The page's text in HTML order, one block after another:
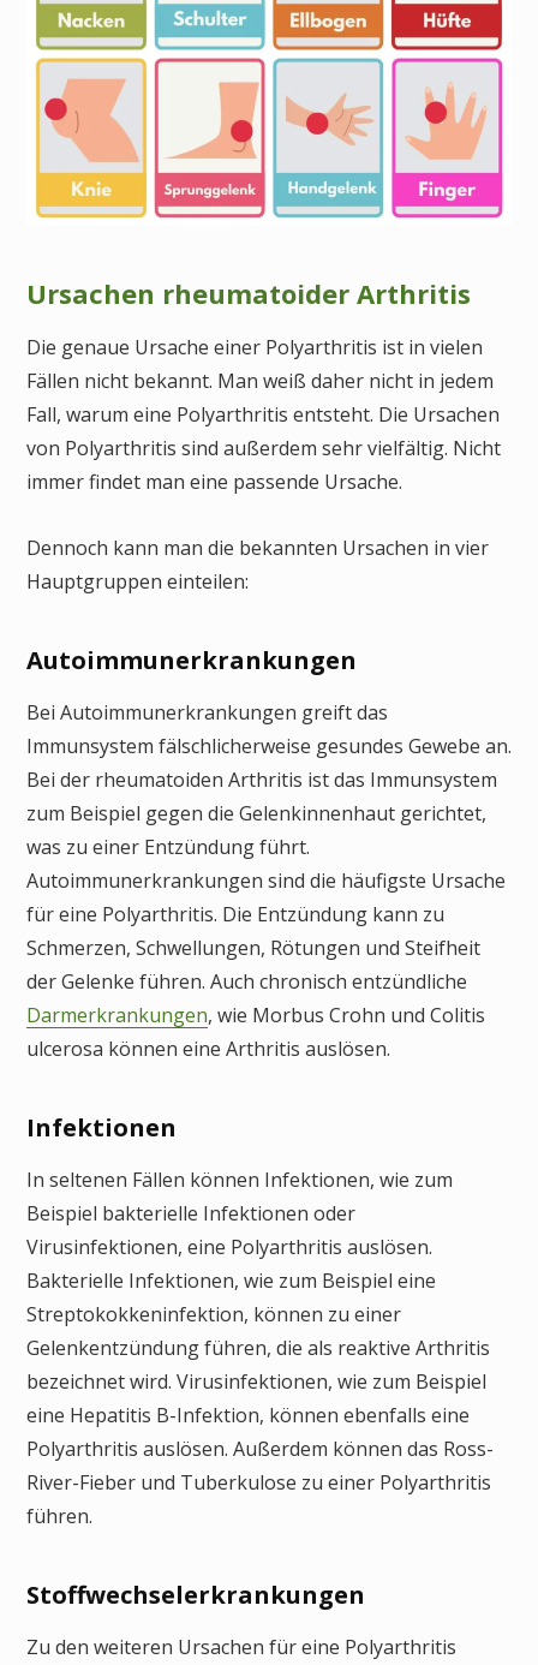
Ursachen rheumatoider Arthritis
Die genaue Ursache einer Polyarthritis ist in vielen
Fällen nicht bekannt. Man weiß daher nicht in jedem
Fall, warum eine Polyarthritis entsteht. Die Ursachen
von Polyarthritis sind außerdem sehr vielfältig. Nicht
immer findet man eine passende Ursache.
Dennoch kann man die bekannten Ursachen in vier
Hauptgruppen einteilen:
Autoimmunerkrankungen
Bei Autoimmunerkrankungen greift das
Immunsystem fälschlicherweise gesundes Gewebe an.
Bei der rheumatoiden Arthritis ist das Immunsystem
zum Beispiel gegen die Gelenkinnenhaut gerichtet,
was zu einer Entzündung führt.
Autoimmunerkrankungen sind die häufigste Ursache
für eine Polyarthritis. Die Entzündung kann zu
Schmerzen, Schwellungen, Rötungen und Steifheit
der Gelenke führen. Auch chronisch entzündliche
Darmerkrankungen, wie Morbus Crohn und Colitis
ulcerosa können eine Arthritis auslösen.
Infektionen
In seltenen Fällen können Infektionen, wie zum
Beispiel bakterielle Infektionen oder
Virusinfektionen, eine Polyarthritis auslösen.
Bakterielle Infektionen, wie zum Beispiel eine
Streptokokkeninfektion, können zu einer
Gelenkentzündung führen, die als reaktive Arthritis
bezeichnet wird. Virusinfektionen, wie zum Beispiel
eine Hepatitis B-Infektion, können ebenfalls eine
Polyarthritis auslösen. Außerdem können das Ross-
River-Fieber und Tuberkulose zu einer Polyarthritis
führen.
Stoffwechselerkrankungen
Zu den weiteren Ursachen für eine Polyarthritis